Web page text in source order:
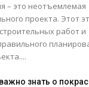
– это неотъемлемая
проекта. Этот
работ и
знать о